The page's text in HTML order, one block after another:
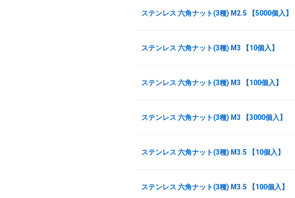
ステンレス 六角ナット(3種) M2.5 【5000個入】
ステンレス 六角ナット(3種) M3 【10個入】
ステンレス 六角ナット(3種) M3 【100個入】
ステンレス 六角ナット(3種) M3 【3000個入】
ステンレス 六角ナット(3種) M3.5 【10個入】
ステンレス 六角ナット(3種) M3.5 【100個入】